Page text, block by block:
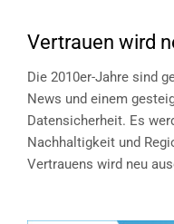
Vertrauen wird
Die 2010er-Jahre sind
News und einem
Datensicherheit. Es
Nachhaltigkeit und
Vertrauens wird neu